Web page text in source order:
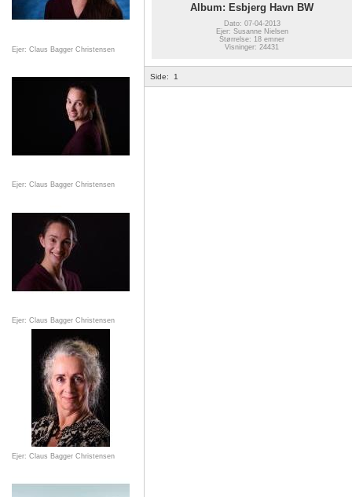
Ejer: Claus Bagger Christensen
Ejer: Claus Bagger Christensen
Ejer: Claus Bagger Christensen
Ejer: Claus Bagger Christensen
Album: Esbjerg Havn BW
Dato: 07-04-2013
Ejer: Susanne Nielsen
Størrelse: 18 emner
Visninger: 24431
Side: 1